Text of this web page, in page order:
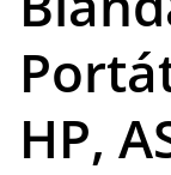
HP,